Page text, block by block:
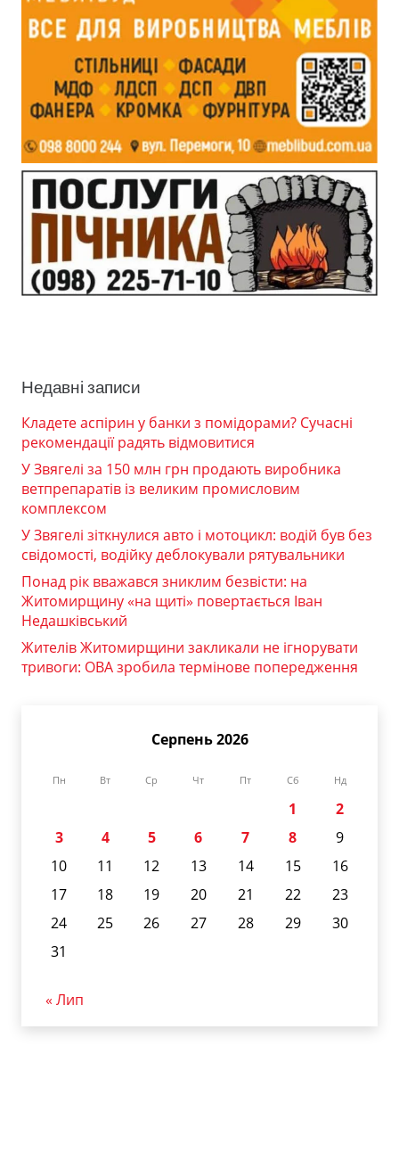
Недавні записи
Кладете аспірин у банки з помідорами? Сучасні
рекомендації радять відмовитися
У Звягелі за 150 млн грн продають виробника
ветпрепаратів із великим промисловим
комплексом
У Звягелі зіткнулися авто і мотоцикл: водій був без
свідомості, водійку деблокували рятувальники
Понад рік вважався зниклим безвісти: на
Житомирщину «на щиті» повертається Іван
Недашківський
Жителів Житомирщини закликали не ігнорувати
тривоги: ОВА зробила термінове попередження
Серпень 2026
Пн Вт Ср Чт Пт Сб Нд
1
2
3
4 5 6 7 8
9
10
11 12 13 14 15
16
17
18 19 20 21 22
23
24
25 26 27 28 29
30
31
« Лип